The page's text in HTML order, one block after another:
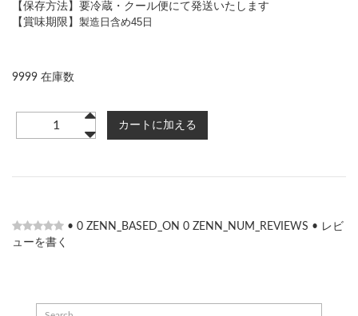
【保存方法】要冷蔵・クール便にて発送いたします
【賞味期限】 製造日含め45日
9999 在庫数
• 0 ZENN_BASED_ON 0 ZENN_NUM_REVIEWS • レビ
ューを書く